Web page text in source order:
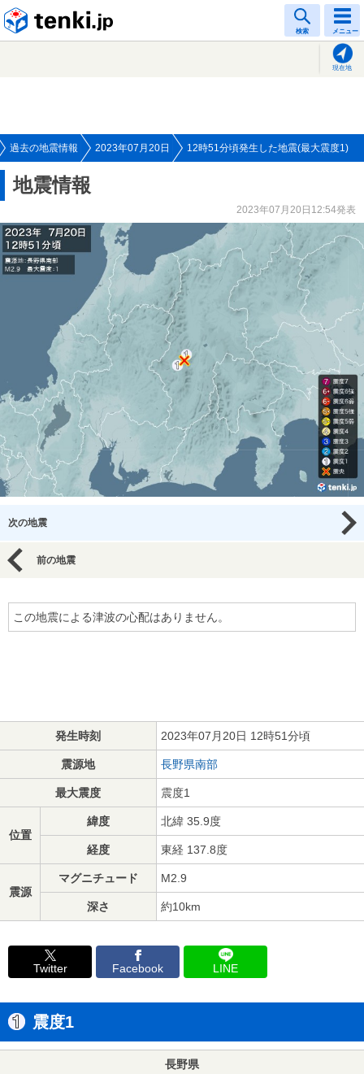
検索 メニュー
現在地
過去の地震情報 2023年07月20日 12時51分頃発生した地震(最大震度1)
地震情報
2023年07月20日12:54発表
次の地震
前の地震
この地震による津波の心配はありません。
発生時刻 2023年07月20日 12時51分頃
震源地 長野県南部
最大震度 震度1
位置
緯度 北緯 35.9度
経度 東経 137.8度
震源
マグニチュード M2.9
深さ 約10km
Twitter Facebook LINE
震度1
長野県